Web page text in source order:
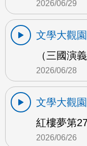
2026/06/29
文學大觀園
（三國演
2026/06/28
文學大觀園
紅樓夢第
2026/06/26